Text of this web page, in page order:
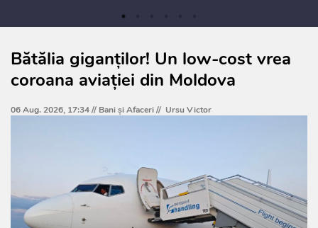
Bătălia giganților! Un low-cost vrea
coroana aviației din Moldova
06 Aug. 2026, 17:34 // Bani și Afaceri// Ursu Victor